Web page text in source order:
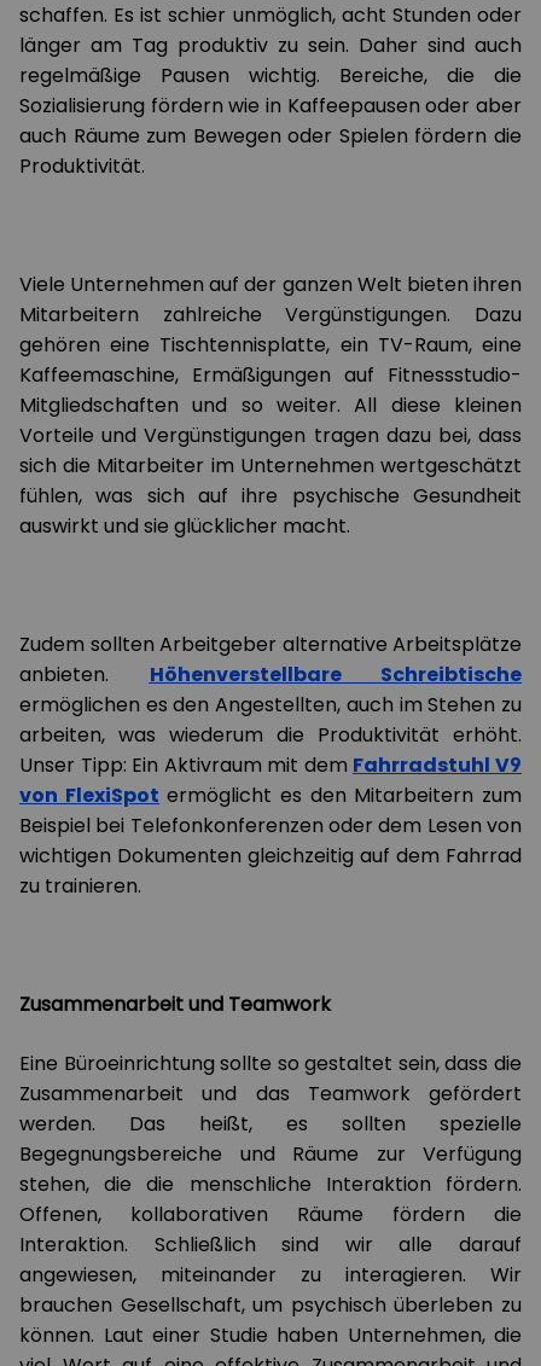
schaffen. Es ist schier unmöglich, acht Stunden oder
länger am Tag produktiv zu sein. Daher sind auch
regelmäßige Pausen wichtig. Bereiche, die die
Sozialisierung fördern wie in Kaffeepausen oder aber
auch Räume zum Bewegen oder Spielen fördern die
Produktivität.
Viele Unternehmen auf der ganzen Welt bieten ihren
Mitarbeitern zahlreiche Vergünstigungen. Dazu
gehören eine Tischtennisplatte, ein TV-Raum, eine
Kaffeemaschine, Ermäßigungen auf Fitnessstudio-
Mitgliedschaften und so weiter. All diese kleinen
Vorteile und Vergünstigungen tragen dazu bei, dass
sich die Mitarbeiter im Unternehmen wertgeschätzt
fühlen, was sich auf ihre psychische Gesundheit
auswirkt und sie glücklicher macht.
Zudem sollten Arbeitgeber alternative Arbeitsplätze
anbieten. Höhenverstellbare Schreibtische
ermöglichen es den Angestellten, auch im Stehen zu
arbeiten, was wiederum die Produktivität erhöht.
Unser Tipp: Ein Aktivraum mit dem Fahrradstuhl V9
von FlexiSpot ermöglicht es den Mitarbeitern zum
Beispiel bei Telefonkonferenzen oder dem Lesen von
wichtigen Dokumenten gleichzeitig auf dem Fahrrad
zu trainieren.
Zusammenarbeit und Teamwork
Eine Büroeinrichtung sollte so gestaltet sein, dass die
Zusammenarbeit und das Teamwork gefördert
werden. Das heißt, es sollten spezielle
Begegnungsbereiche und Räume zur Verfügung
stehen, die die menschliche Interaktion fördern.
Offenen, kollaborativen Räume fördern die
Interaktion. Schließlich sind wir alle darauf
angewiesen, miteinander zu interagieren. Wir
brauchen Gesellschaft, um psychisch überleben zu
können. Laut einer Studie haben Unternehmen, die